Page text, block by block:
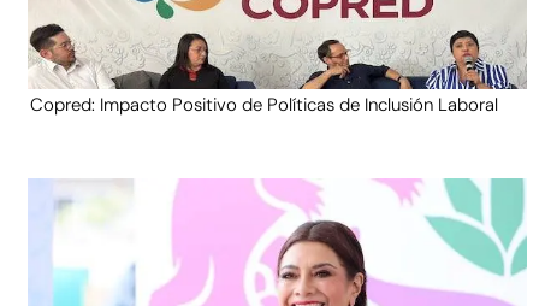
Copred: Impacto Positivo de Políticas de Inclusión Laboral